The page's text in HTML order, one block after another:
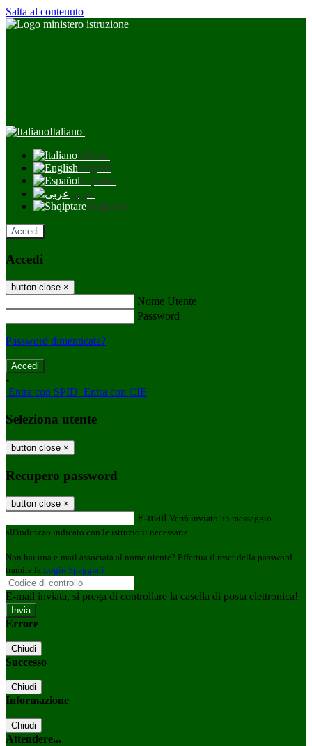
Salta al contenuto
Italiano
Italiano
English
Español
عربى
Shqiptare
Accedi
Accedi
button close ×
Nome Utente
Password
Password dimenticata?
-
Entra con SPID Entra con CIE
Seleziona utente
button close ×
Recupero password
button close ×
E-mail Verrà inviato un messaggio
all'indirizzo indicato con le istruzioni necessarie.
Non hai una e-mail associata al nome utente? Effettua il reset della password
tramite la Login Spaggiari
E-mail inviata, si prega di controllare la casella di posta elettronica!
Errore
Chiudi
Successo
Chiudi
Informazione
Chiudi
Attendere...